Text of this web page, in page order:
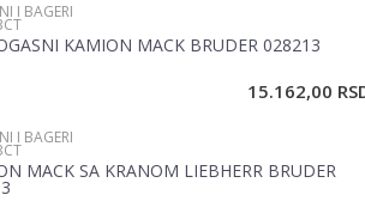
I BAGERI
KAMION MACK BRUDER 028213
15.162,00
I BAGERI
MACK SA KRANOM LIEBHERR BRUDER